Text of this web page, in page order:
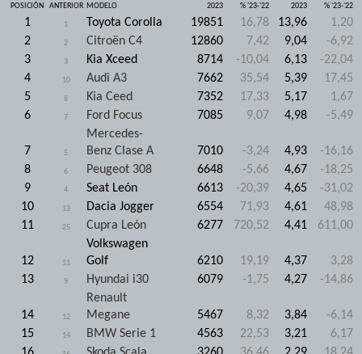
POSICIÓN ANTERIOR MODELO
2023
% '23-'22
2023
% '23-'22
1 1 Toyota Corolla 19851 16,78 13,96
1,20
2
2 Citroën C4 12860 7,42 9,04
-6,92
3
3 Kia Xceed 8714 -10,04 6,13
-22,04
4
10 Audi A3 7662 35,54 5,39
17,45
5
8 Kia Ceed 7352 17,33 5,17
1,67
6
7 Ford Focus 7085 9,07 4,98 -5,49
7 5
Mercedes-
Benz Clase A
7010 -3,24 4,93
-16,16
8
6 Peugeot 308 6648 -5,66 4,67
-18,25
9
4 Seat León 6613 -20,39 4,65
-31,02
10
13 Dacia Jogger 6554 71,93 4,61
48,98
11
25 Cupra León 6277 720,52 4,41 611,00
12 11
Volkswagen
Golf
6210 19,19 4,37
3,28
13
9 Hyundai i30 6079 -1,75 4,27 -14,86
14 12
Renault
Megane
5467 8,32 3,84
-6,14
15
14 BMW Serie 1 4563 22,53 3,21
6,17